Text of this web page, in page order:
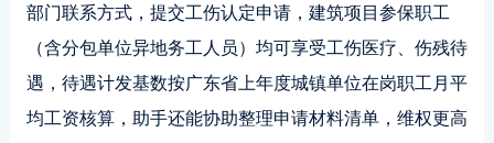
部门联系方式，提交工伤认定申请，建筑项目参保职工
（含分包单位异地务工人员）均可享受工伤医疗、伤残待
遇，待遇计发基数按广东省上年度城镇单位在岗职工月平
均工资核算，助手还能协助整理申请材料清单，维权更高